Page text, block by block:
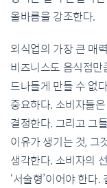
올바름을 강조한다.
외식업의 가장 큰 매
비즈니스도 음식점
드나들게 만들 수 없
중요하다. 소비자들
결정한다. 그리고 그
이유가 생기는 것, 그
생각한다. 소비자의
‘서술형’이어야 한다